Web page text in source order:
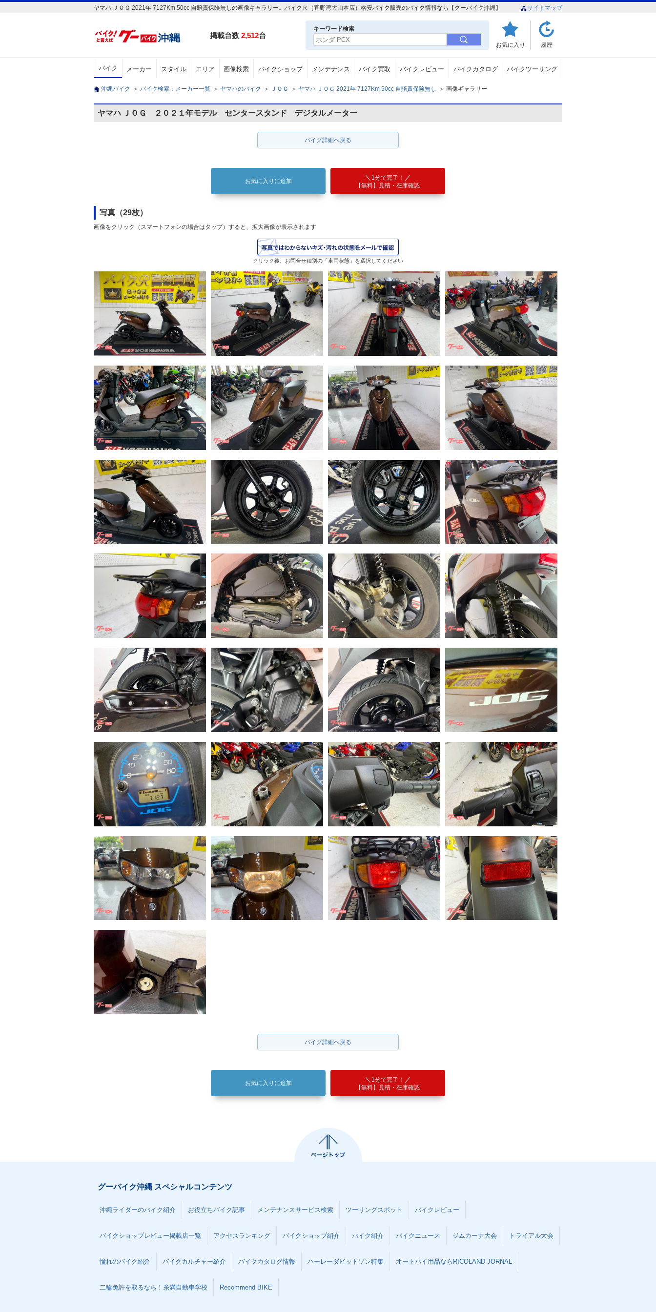
ヤマハ ＪＯＧ 2021年 7127Km 50cc 自賠責保険無しの画像ギャラリー。バイクＲ（宜野湾大山本店）格安バイク販売のバイク情報なら【グーバイク沖縄】 サイトマップ
掲載台数 2,512台
キーワード検索
お気に入り 履歴
バイク メーカー スタイル エリア 画像検索 バイクショップ メンテナンス バイク買取 バイクレビュー バイクカタログ バイクツーリング
沖縄バイク ＞ バイク検索：メーカー一覧 ＞ ヤマハのバイク ＞ ＪＯＧ ＞ ヤマハ ＪＯＧ 2021年 7127Km 50cc 自賠責保険無し ＞ 画像ギャラリー
ヤマハ ＪＯＧ ２０２１年モデル センタースタンド デジタルメーター
バイク詳細へ戻る
お気に入りに追加
1分で完了！
【無料】見積・在庫確認
写真（29枚）
画像をクリック（スマートフォンの場合はタップ）すると、拡大画像が表示されます
クリック後、お問合せ種別の「車両状態」を選択してください
バイク詳細へ戻る
お気に入りに追加
1分で完了！
【無料】見積・在庫確認
グーバイク沖縄 スペシャルコンテンツ
沖縄ライダーのバイク紹介 お役立ちバイク記事 メンテナンスサービス検索 ツーリングスポット バイクレビュー
バイクショップレビュー掲載店一覧 アクセスランキング バイクショップ紹介 バイク紹介 バイクニュース ジムカーナ大会 トライアル大会
憧れのバイク紹介 バイクカルチャー紹介 バイクカタログ情報 ハーレーダビッドソン特集 オートバイ用品ならRICOLAND JORNAL
二輪免許を取るなら！糸満自動車学校 Recommend BIKE